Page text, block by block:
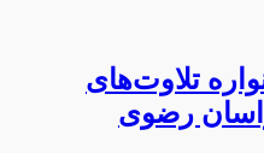
تلاوت‌های
رضوی